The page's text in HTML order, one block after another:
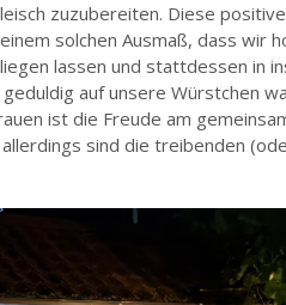
zuzubereiten. Diese
solchen Ausmaß, dass wir
lassen und stattdessen in
auf unsere Würstchen
ist die Freude am
sind die treibenden